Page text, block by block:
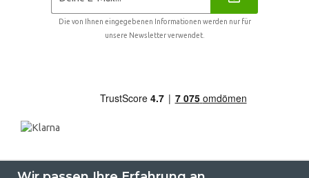
Die von Ihnen eingegebenen Informationen werden nur für
unsere Newsletter verwendet.